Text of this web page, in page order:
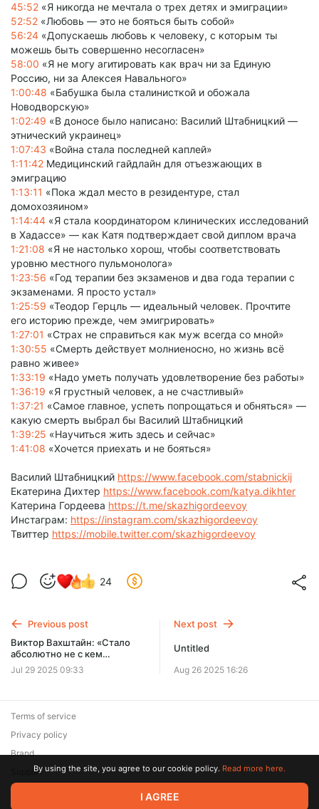
45:52 «Я никогда не мечтала о трех детях и эмиграции»
52:52 «Любовь — это не бояться быть собой»
56:24 «Допускаешь любовь к человеку, с которым ты
можешь быть совершенно несогласен»
58:00 «Я не могу агитировать как врач ни за Единую
Россию, ни за Алексея Навального»
1:00:48 «Бабушка была сталинисткой и обожала
Новодворскую»
1:02:49 «В доносе было написано: Василий Штабницкий —
этнический украинец»
1:07:43 «Война стала последней каплей»
1:11:42 Медицинский гайдлайн для отъезжающих в
эмиграцию
1:13:11 «Пока ждал место в резидентуре, стал
домохозяином»
1:14:44 «Я стала координатором клинических исследований
в Хадассе» — как Катя подтверждает свой диплом врача
1:21:08 «Я не настолько хорош, чтобы соответствовать
уровню местного пульмонолога»
1:23:56 «Год терапии без экзаменов и два года терапии с
экзаменами. Я просто устал»
1:25:59 «Теодор Герцль — идеальный человек. Прочтите
его историю прежде, чем эмигрировать»
1:27:01 «Страх не справиться как муж всегда со мной»
1:30:55 «Смерть действует молниеносно, но жизнь всё
равно живее»
1:33:19 «Надо уметь получать удовлетворение без работы»
1:36:19 «Я грустный человек, а не счастливый»
1:37:21 «Самое главное, успеть попрощаться и обняться» —
какую смерть выбрал бы Василий Штабницкий
1:39:25 «Научиться жить здесь и сейчас»
1:41:08 «Хочется приехать и не бояться»
Василий Штабницкий https://www.facebook.com/stabnickij
Екатерина Дихтер https://www.facebook.com/katya.dikhter
Катерина Гордеева https://t.me/skazhigordeevoy
Инстаграм: https://instagram.com/skazhigordeevoy
Твиттер https://mobile.twitter.com/skazhigordeevoy
24
Previous post
Виктор Вахштайн: «Стало
абсолютно не с кем
разговаривать» // «Скажи
Гордеевой»
Jul 29 2025 09:33
Next post
Untitled
Aug 26 2025 16:26
© 2026 Zaya Solutions Limited. All rights reserved. All trademarks
are the property of their respective owners.
Terms of service
Privacy policy
Brand
SupportBy using the site, you agree to our cookie policy. Read more here.
I AGREE